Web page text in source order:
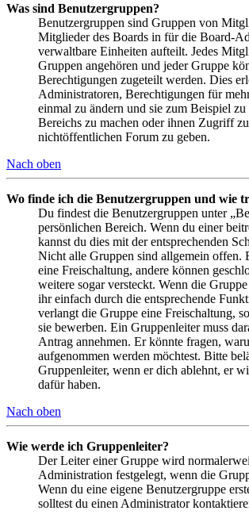
Was sind Benutzergruppen?
Benutzergruppen sind Gruppen von
Mitglieder des Boards in für die Board-
verwaltbare Einheiten aufteilt. Jedes
Gruppen angehören und jeder Gruppe
Berechtigungen zugeteilt werden. Dies
Administratoren, Berechtigungen für
einmal zu ändern und sie zum Beispiel
Bereichs zu machen oder ihnen Zugriff
nichtöffentlichen Forum zu geben.
Nach oben
Wo finde ich die Benutzergruppen und wie
Du findest die Benutzergruppen unter
persönlichen Bereich. Wenn du einer
kannst du dies mit der entsprechenden
Nicht alle Gruppen sind allgemein offen.
eine Freischaltung, andere können
weitere sogar versteckt. Wenn die
ihr einfach durch die entsprechende
verlangt die Gruppe eine Freischaltung,
sie bewerben. Ein Gruppenleiter muss
Antrag annehmen. Er könnte fragen,
aufgenommen werden möchtest. Bitte
Gruppenleiter, wenn er dich ablehnt, er
dafür haben.
Nach oben
Wie werde ich Gruppenleiter?
Der Leiter einer Gruppe wird
Administration festgelegt, wenn die
Wenn du eine eigene Benutzergruppe
solltest du einen Administrator